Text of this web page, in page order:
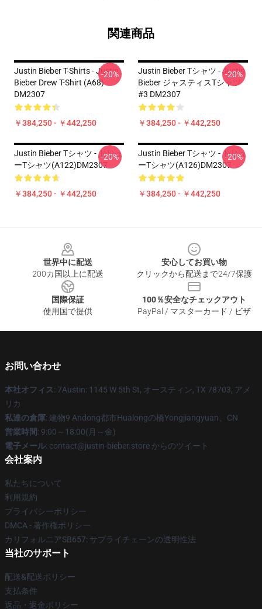
関連商品
Justin Bieber T-Shirts - Justin
Bieber Drew T-Shirt (A68)
DM2307
￥384,250 - ￥442,250
-20%
Justin Bieber Tシャツ - Justin
Bieber ジャスティスTシャツ
#3 DM2307
￥384,250 - ￥442,250
-20%
Justin Bieber Tシャツ - ドリュ
ーTシャツ(A122)DM2307
￥384,250 - ￥442,250
-20%
Justin Bieber Tシャツ - ドリュ
ーTシャツ(A126)DM2307
￥384,250 - ￥442,250
-20%
世界中に配送
200カ国以上に配送
安心してお買い物
クリックから配送まで24/7保護
国際保証
使用国で提供
100％安全なチェックアウト
PayPal / マスターカード / ビザ
お問い合わせ
本社オフィス: 7Austin: 1145 W 5th St, オースティン, TX 78703, アメ
リカ
私達の倉庫: 建物9 Andong都市Hualongの橋Yongjiangyuan、CN
営業時間: 9:00～18:00(月～金)
電子メール: contact@justin-bieber.store からのツイート
会社案内
私たちについて
利用規約
プライバシーポリシー
DMCA - 著作権ポリシー
カリフォルニアSB657: サプライチェーンの透明性法
当社のサポート
配送&配送ポリシー
支払条件
返品・返金ポリシー